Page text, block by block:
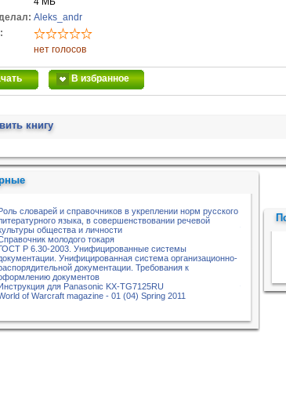
Aleks_andr
нет голосов
В избранное
книгу
словарей и справочников в укреплении норм русского
языка, в совершенствовании речевой
общества и личности
молодого токаря
Р 6.30-2003. Унифицированные системы
Унифицированная система организационно-
документации. Требования к
документов
для Panasonic KX-TG7125RU
of Warcraft magazine - 01 (04) Spring 2011